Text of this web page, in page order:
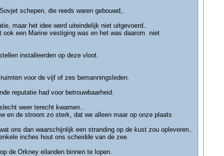
schepen, die reeds waren gebouwd,.
maar het idee werd uiteindelijk niet uitgevoerd..
een Marine vestiging was en het was daarom niet
installeerden op deze vloot.
voor de vijf of zes bemanningsleden.
reputatie had voor betrouwbaarheid.
weer terecht kwamen..
en de stroom zo sterk, dat we alleen maar op onze plaats
ons dan waarschijnlijk een stranding op de kust zou opleveren..
inches hout ons scheidde van de zee.
de Orkney eilanden binnen te lopen.